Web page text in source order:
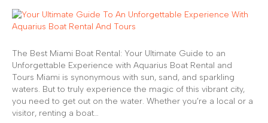
The Best Miami Boat Rental: Your Ultimate Guide to an
Unforgettable Experience with Aquarius Boat Rental and
Tours Miami is synonymous with sun, sand, and sparkling
waters. But to truly experience the magic of this vibrant city,
you need to get out on the water. Whether you’re a local or a
visitor, renting a boat…